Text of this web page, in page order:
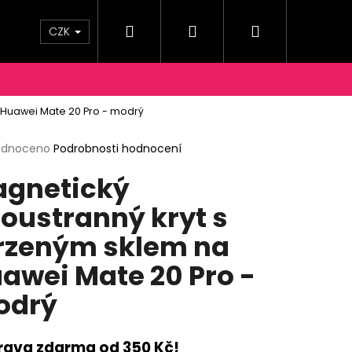
A PLATBY KONTAKTY Moje
CZK Hledat PřihlášeníNákupní
košík
Mate 20 Pro - modrý
Podrobnosti hodnocení
kryt s
sklem na
Mate 20 Pro -
zdarma od 350 Kč!